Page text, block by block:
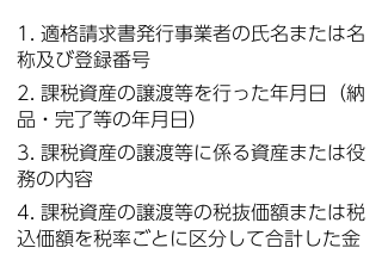
1. 適格請求書発行事業者の氏名または名
称及び登録番号
2. 課税資産の譲渡等を行った年月日（納
品・完了等の年月日）
3. 課税資産の譲渡等に係る資産または役
務の内容
4. 課税資産の譲渡等の税抜価額または税
込価額を税率ごとに区分して合計した金